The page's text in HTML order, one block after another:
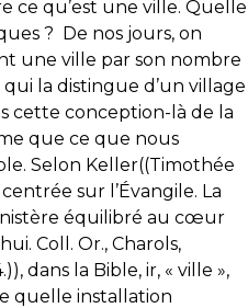
ce qu’est une ville. Quelle
? De nos jours, on
une ville par son nombre
qui la distingue d’un village
cette conception-là de la
que ce que nous
Selon Keller((Timothée
sur l’Évangile. La
équilibré au cœur
Coll. Or., Charols,
dans la Bible, ir, « ville »,
quelle installation